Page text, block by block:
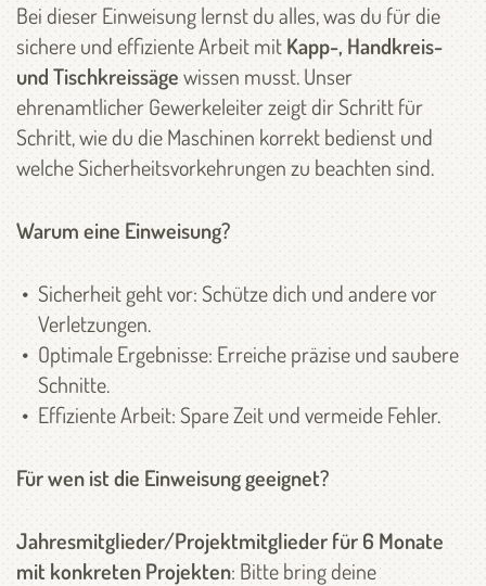
Bei dieser Einweisung lernst du alles, was du für die
sichere und effiziente Arbeit mitKapp-, Handkreis-
und Tischkreissägewissen musst. Unser
ehrenamtlicher Gewerkeleiter zeigt dir Schritt für
Schritt, wie du die Maschinen korrekt bedienst und
welche Sicherheitsvorkehrungen zu beachten sind.
Warum eine Einweisung?
Sicherheit geht vor: Schütze dich und andere vor
Verletzungen.
Optimale Ergebnisse: Erreiche präzise und saubere
Schnitte.
Effiziente Arbeit: Spare Zeit und vermeide Fehler.
Für wen ist die Einweisung geeignet?
Jahresmitglieder/Projektmitglieder für 6 Monate
mit konkreten Projekten: Bitte bring deine